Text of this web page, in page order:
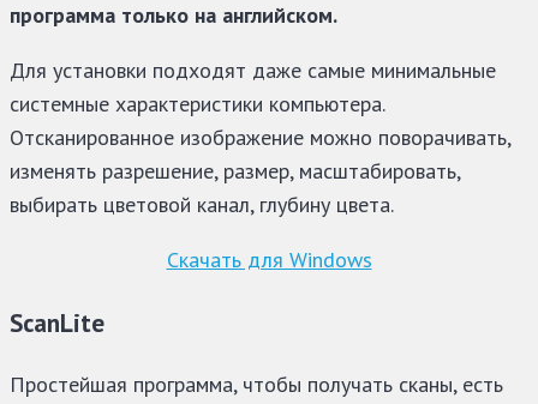
программа только на английском.
Для установки подходят даже самые минимальные
системные характеристики компьютера.
Отсканированное изображение можно поворачивать,
изменять разрешение, размер, масштабировать,
выбирать цветовой канал, глубину цвета.
Скачать для Windows
ScanLite
Простейшая программа, чтобы получать сканы, есть